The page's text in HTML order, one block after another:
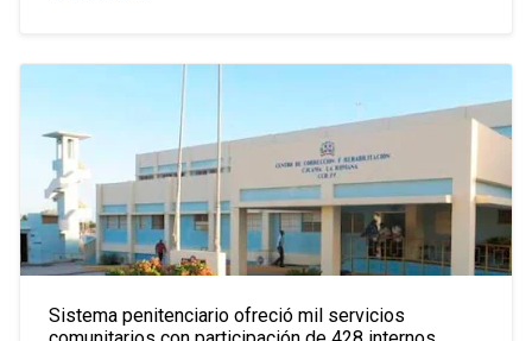
Sistema penitenciario ofreció mil servicios